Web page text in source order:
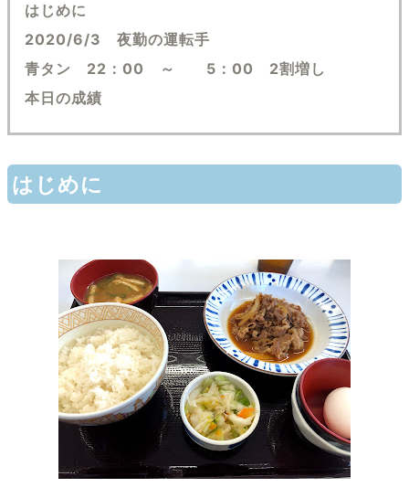
はじめに
2020/6/3 夜勤の運転手
青タン 22：00 ～ 5：00 2割増し
本日の成績
はじめに